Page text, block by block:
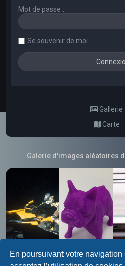
En poursuivant votre navigation
Mot de passe :
Se souvenir de moi
Gallerie
Carte
Galerie d'images aléatoires